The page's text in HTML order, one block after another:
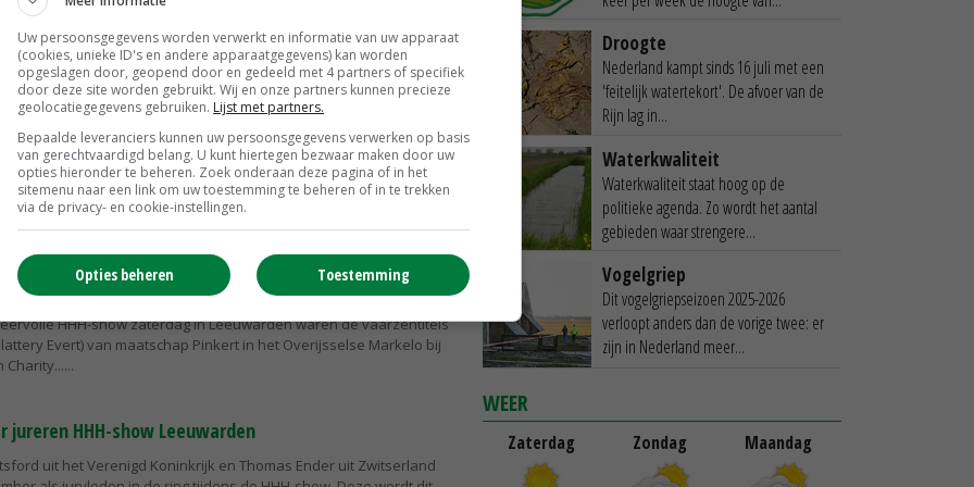
kampioen op Fokveedag Hellevoetsluis
Epic-dochter Rika 349 van VOF Van der Kooij in het Zuid-
is zaterdag aangewezen als algemeen kampioen tijdens de
Ze won ook de...
en Heerenbrink Truus 4 winnen bij oudere koeien HHH
Ghardala (v. Solomon) van vof Schoonhoven-Van de Wetering in
heeft zaterdag tijdens de HHH-show in het Friese Leeuwarden
koeien...
PM Elza 241 en Giessen Charity 253
HHH-show zaterdag in Leeuwarden waren de vaarzentitels
Evert) van maatschap Pinkert in het Overijsselse Markelo bij
Charity...
jureren HHH-show Leeuwarden
uit het Verenigd Koninkrijk en Thomas Ender uit Zwitserland
Droogte
Nederland kampt sinds 16 juli met een
'feitelijk watertekort'. De afvoer van de
Rijn lag in...
Waterkwaliteit
Waterkwaliteit staat hoog op de
politieke agenda. Zo wordt het aantal
gebieden waar strengere...
Vogelgriep
Dit vogelgriepseizoen 2025-2026
verloopt anders dan de vorige twee: er
zijn in Nederland meer...
WEER
Zaterdag Zondag Maandag
Uw persoonsgegevens worden verwerkt en informatie van uw apparaat
(cookies, unieke ID's en andere apparaatgegevens) kan worden
opgeslagen door, geopend door en gedeeld met 4 partners of specifiek
door deze site worden gebruikt. Wij en onze partners kunnen precieze
geolocatiegegevens gebruiken. Lijst met partners.
Bepaalde leveranciers kunnen uw persoonsgegevens verwerken op basis
van gerechtvaardigd belang. U kunt hiertegen bezwaar maken door uw
opties hieronder te beheren. Zoek onderaan deze pagina of in het
sitemenu naar een link om uw toestemming te beheren of in te trekken
via de privacy- en cookie-instellingen.
Toestemming
Opties beheren